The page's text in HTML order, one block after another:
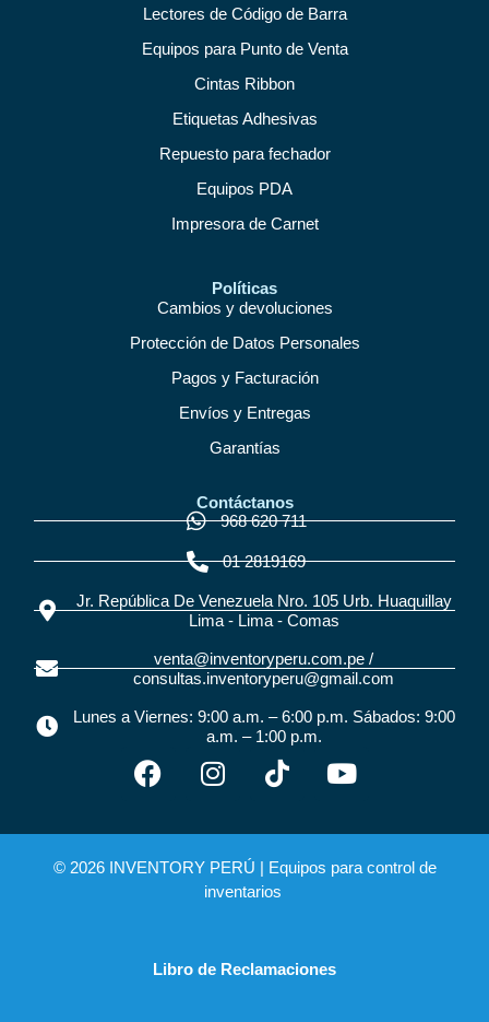
Lectores de Código de Barra
Equipos para Punto de Venta
Cintas Ribbon
Etiquetas Adhesivas
Repuesto para fechador
Equipos PDA
Impresora de Carnet
Políticas
Cambios y devoluciones
Protección de Datos Personales
Pagos y Facturación
Envíos y Entregas
Garantías
Contáctanos
968 620 711
01 2819169
Jr. República De Venezuela Nro. 105 Urb. Huaquillay
Lima - Lima - Comas
venta@inventoryperu.com.pe /
consultas.inventoryperu@gmail.com
Lunes a Viernes: 9:00 a.m. – 6:00 p.m. Sábados: 9:00
a.m. – 1:00 p.m.
© 2026 INVENTORY PERÚ | Equipos para control de
inventarios
Libro de Reclamaciones